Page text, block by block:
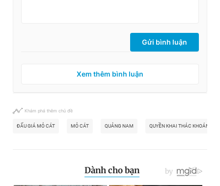
Gửi bình luận
Xem thêm bình luận
Khám phá thêm chủ đề
ĐẤU GIÁ MỎ CÁT MỎ CÁT QUẢNG NAM QUYỀN KHAI THÁC KHOÁNG